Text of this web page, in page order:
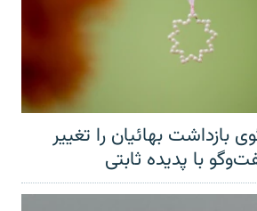
بازداشت بهائیان را تغییر
با پدیده ثابتی